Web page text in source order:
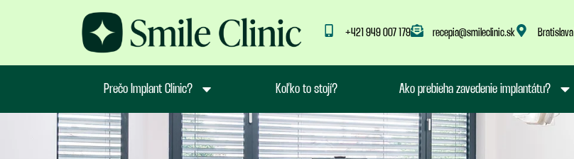
+421 949 007 179 recepia@smileclinic.sk Bratislava
Prečo Implant Clinic? Koľko to stojí? Ako prebieha zavedenie implantátu?